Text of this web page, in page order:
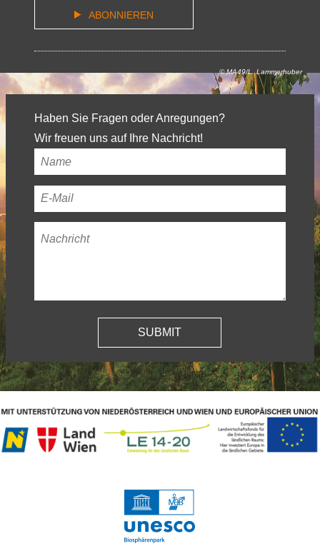
ABONNIEREN
Haben Sie Fragen oder Anregungen?
Wir freuen uns auf Ihre Nachricht!
Ihr
Name*
Ihre
E-
Mail-
Nachricht*
© MA49/L. Lammerhuber